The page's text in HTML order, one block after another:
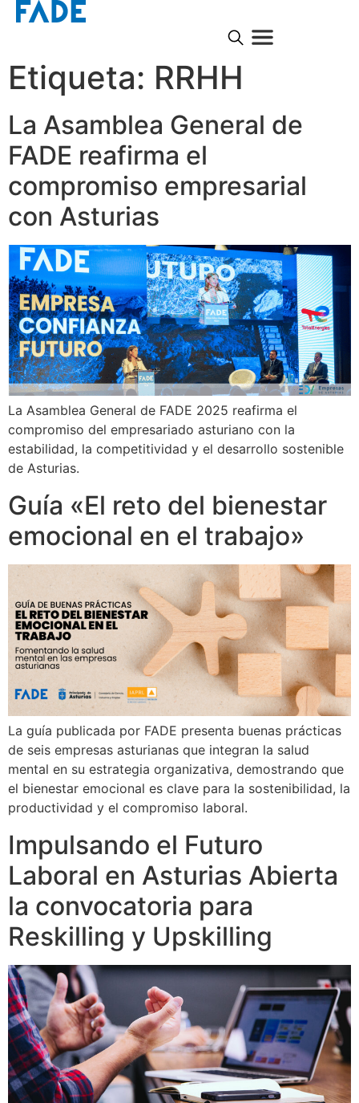
Etiqueta: RRHH
La Asamblea General de
FADE reafirma el
compromiso empresarial
con Asturias
La Asamblea General de FADE 2025 reafirma el
compromiso del empresariado asturiano con la
estabilidad, la competitividad y el desarrollo sostenible
de Asturias.
Guía «El reto del bienestar
emocional en el trabajo»
La guía publicada por FADE presenta buenas prácticas
de seis empresas asturianas que integran la salud
mental en su estrategia organizativa, demostrando que
el bienestar emocional es clave para la sostenibilidad, la
productividad y el compromiso laboral.
Impulsando el Futuro
Laboral en Asturias Abierta
la convocatoria para
Reskilling y Upskilling